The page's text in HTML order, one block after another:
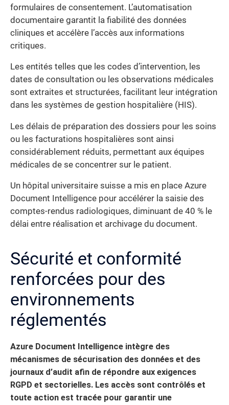
formulaires de consentement. L’automatisation
documentaire garantit la fiabilité des données
cliniques et accélère l’accès aux informations
critiques.
Les entités telles que les codes d’intervention, les
dates de consultation ou les observations médicales
sont extraites et structurées, facilitant leur intégration
dans les systèmes de gestion hospitalière (HIS).
Les délais de préparation des dossiers pour les soins
ou les facturations hospitalières sont ainsi
considérablement réduits, permettant aux équipes
médicales de se concentrer sur le patient.
Un hôpital universitaire suisse a mis en place Azure
Document Intelligence pour accélérer la saisie des
comptes-rendus radiologiques, diminuant de 40 % le
délai entre réalisation et archivage du document.
Sécurité et conformité
renforcées pour des
environnements
réglementés
Azure Document Intelligence intègre des
mécanismes de sécurisation des données et des
journaux d’audit afin de répondre aux exigences
RGPD et sectorielles. Les accès sont contrôlés et
toute action est tracée pour garantir une